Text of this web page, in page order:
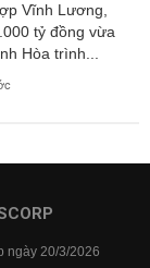
Vĩnh Lương,
tỷ đồng vừa
Hòa trình...
ngày 20/3/2026